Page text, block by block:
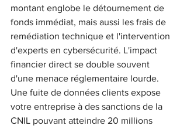
montant englobe le détournement de
fonds immédiat, mais aussi les frais de
remédiation technique et l'intervention
d'experts en cybersécurité. L'impact
financier direct se double souvent
d'une menace réglementaire lourde.
Une fuite de données clients expose
votre entreprise à des sanctions de la
CNIL pouvant atteindre 20 millions